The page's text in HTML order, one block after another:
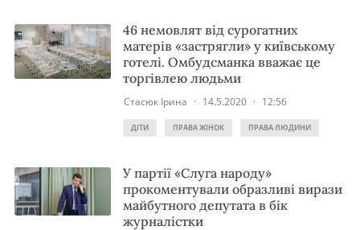
46 немовлят від сурогатних
матерів «застрягли» у київському
готелі. Омбудсманка вважає це
торгівлею людьми
Стасюк Ірина · 14.5.2020 · 12:56
ДІТИ ПРАВА ЖІНОК ПРАВА ЛЮДИНИ
У партії «Слуга народу»
прокоментували образливі вирази
майбутного депутата в бік
журналістки